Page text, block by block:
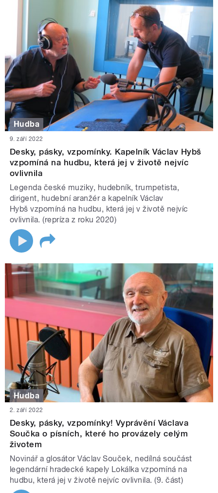
Hudba
9. září 2022
Desky, pásky, vzpomínky. Kapelník Václav Hybš
vzpomíná na hudbu, která jej v životě nejvíc
ovlivnila
Legenda české muziky, hudebník, trumpetista,
dirigent, hudební aranžér a kapelník Václav
Hybš vzpomíná na hudbu, která jej v životě nejvíc
ovlivnila. (repríza z roku 2020)
Hudba
2. září 2022
Desky, pásky, vzpomínky! Vyprávění Václava
Součka o písních, které ho provázely celým
životem
Novinář a glosátor Václav Souček, nedílná součást
legendární hradecké kapely Lokálka vzpomíná na
hudbu, která jej v životě nejvíc ovlivnila. (9. část)